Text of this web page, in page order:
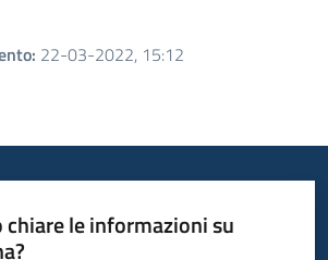
: 22-03-2022, 15:12
chiare le informazioni su